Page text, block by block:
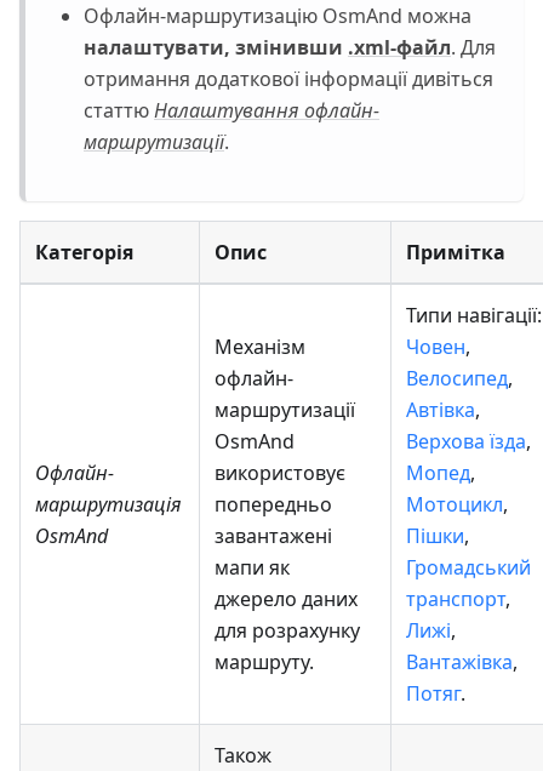
Офлайн-маршрутизацію OsmAnd можна
налаштувати, змінивши .xml-файл. Для
отримання додаткової інформації дивіться
статтюНалаштування офлайн-
маршрутизації.
Категорія Опис Примітка
Офлайн-
маршрутизація
OsmAnd
Механізм
офлайн-
маршрутизації
OsmAnd
використовує
попередньо
завантажені
мапи як
джерело даних
для розрахунку
маршруту.
Типи навігації:
Човен,
Велосипед,
Автівка,
Верхова їзда,
Мопед,
Мотоцикл,
Пішки,
Громадський
транспорт,
Лижі,
Вантажівка,
Потяг.
Також